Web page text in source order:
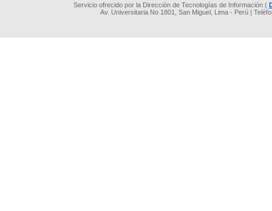
Servicio ofrecido por la Dirección de Tecnologías de Información (
Av. Universitaria No 1801, San Miguel, Lima - Perú |